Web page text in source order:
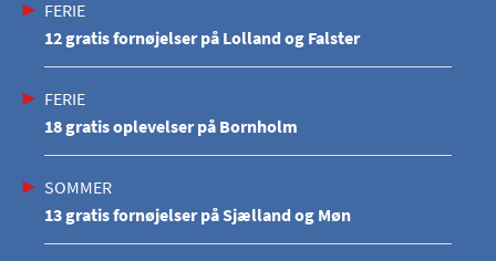
FERIE
12 gratis fornøjelser på Lolland og Falster
FERIE
18 gratis oplevelser på Bornholm
SOMMER
13 gratis fornøjelser på Sjælland og Møn